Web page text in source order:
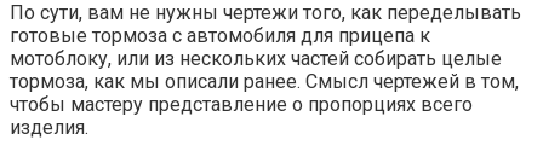
По сути, вам не нужны чертежи того, как переделывать
готовые тормоза с автомобиля для прицепа к
мотоблоку, или из нескольких частей собирать целые
тормоза, как мы описали ранее. Смысл чертежей в том,
чтобы мастеру представление о пропорциях всего
изделия.